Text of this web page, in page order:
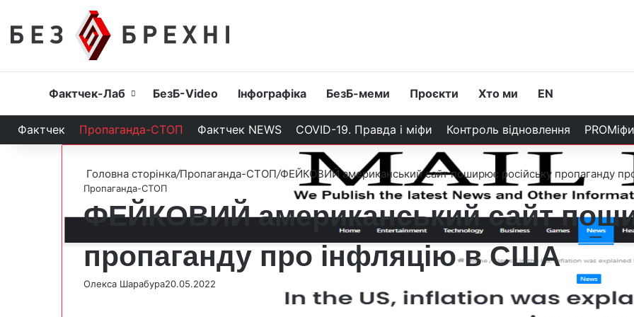
Головна
Фактчек-Лаб БезБ-Video Інфографіка БезБ-меми Проєкти Хто ми EN
Фактчек Пропаганда-СТОП Фактчек NEWS COVID-19. Правда і міфи Контроль відновлення PROМіфи
Головна сторінка/Пропаганда-СТОП/ФЕЙКОВИЙ американський сайт поширює російську пропаганду
Пропаганда-СТОП
ФЕЙКОВИЙ американський сайт
пропаганду про інфляцію в США
Олекса Шарабура20.05.2022